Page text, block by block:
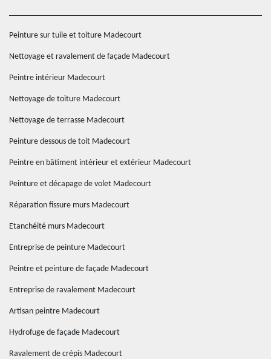
Peinture sur tuile et toiture Madecourt
Nettoyage et ravalement de façade Madecourt
Peintre intérieur Madecourt
Nettoyage de toiture Madecourt
Nettoyage de terrasse Madecourt
Peinture dessous de toit Madecourt
Peintre en bâtiment intérieur et extérieur Madecourt
Peinture et décapage de volet Madecourt
Réparation fissure murs Madecourt
Etanchéité murs Madecourt
Entreprise de peinture Madecourt
Peintre et peinture de façade Madecourt
Entreprise de ravalement Madecourt
Artisan peintre Madecourt
Hydrofuge de façade Madecourt
Ravalement de crépis Madecourt